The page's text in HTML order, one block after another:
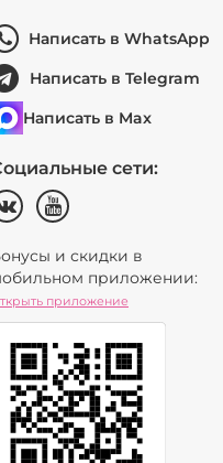
Написать в WhatsApp
Написать в Telegram
Написать в Max
сети:
и скидки в
приложении:
приложение